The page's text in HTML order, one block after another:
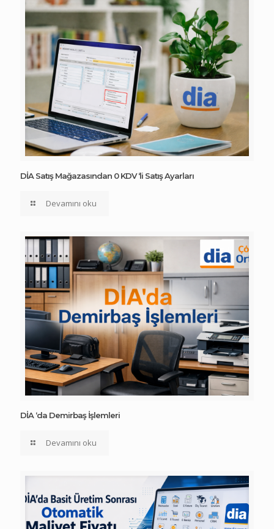
DİA Satış Mağazasından 0 KDV ‘li Satış Ayarları
Devamını oku
DİA ‘da Demirbaş İşlemleri
Devamını oku